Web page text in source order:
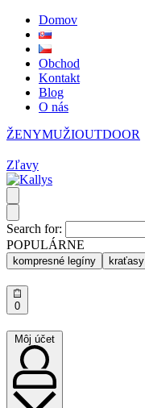
Domov
Obchod
Kontakt
Blog
O nás
ŽENYMUŽIOUTDOOR
Zľavy
Search for:
POPULÁRNE
kompresné legíny kraťasy
0
Môj účet